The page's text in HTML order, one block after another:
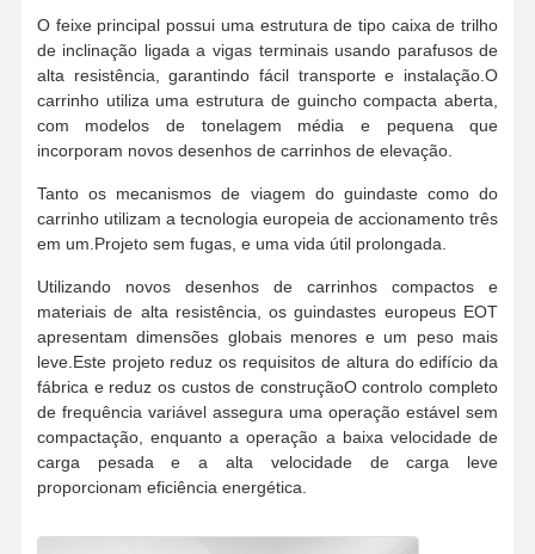
O feixe principal possui uma estrutura de tipo caixa de trilho
de inclinação ligada a vigas terminais usando parafusos de
alta resistência, garantindo fácil transporte e instalação.O
carrinho utiliza uma estrutura de guincho compacta aberta,
com modelos de tonelagem média e pequena que
incorporam novos desenhos de carrinhos de elevação.
Tanto os mecanismos de viagem do guindaste como do
carrinho utilizam a tecnologia europeia de accionamento três
em um.Projeto sem fugas, e uma vida útil prolongada.
Utilizando novos desenhos de carrinhos compactos e
materiais de alta resistência, os guindastes europeus EOT
apresentam dimensões globais menores e um peso mais
leve.Este projeto reduz os requisitos de altura do edifício da
fábrica e reduz os custos de construçãoO controlo completo
de frequência variável assegura uma operação estável sem
compactação, enquanto a operação a baixa velocidade de
carga pesada e a alta velocidade de carga leve
proporcionam eficiência energética.